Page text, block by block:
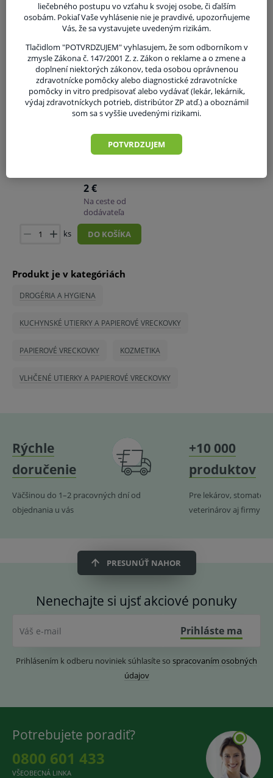
Súvisiaci tovar
MEDGEL AquaUltra
Clear Ultragel
2 €
Na ceste od
dodávateľa
ks
DO KOŠÍKA
Produkt je v kategóriách
DROGÉRIA A HYGIENA
KUCHYNSKÉ UTIERKY A PAPIEROVÉ VRECKOVKY
PAPIEROVÉ VRECKOVKY KOZMETIKA
VLHČENÉ UTIERKY A PAPIEROVÉ VRECKOVKY
Rýchle
doručenie
Väčšinou do 1–2 pracovných dní od
objednania u vás
+10 000
produktov
Pre lekárov,
veterinárov aj firmy
PRESUNÚŤ NAHOR
Nenechajte si ujsť akciové ponuky
Váš e-mail Prihláste ma
Prihlásením k odberu noviniek súhlasíte so spracovaním osobných
údajov
Potrebujete poradiť?
0800 601 433
VŠEOBECNÁ LINKA
liečebného postupu vo vzťahu k svojej osobe, či ďalším
osobám. Pokiaľ Vaše vyhlásenie nie je pravdivé, upozorňujeme
Vás, že sa vystavujete uvedeným rizikám.
Tlačidlom "POTVRDZUJEM" vyhlasujem, že som odborníkom v
zmysle Zákona č. 147/2001 Z. z. Zákon o reklame a o zmene a
doplnení niektorých zákonov, teda osobou oprávnenou
zdravotnícke pomôcky alebo diagnostické zdravotnícke
pomôcky in vitro predpisovať alebo vydávať (lekár, lekárnik,
výdaj zdravotníckych potrieb, distribútor ZP atď.) a oboznámil
som sa s vyššie uvedenými rizikami.
POTVRDZUJEM